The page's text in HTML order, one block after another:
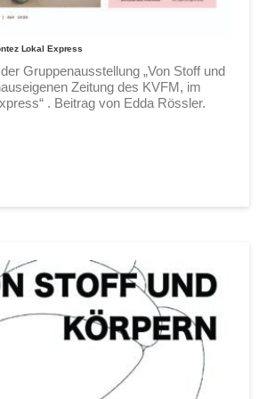
Lokal Express
Gruppenausstellung „Von Stoff und
Zeitung des KVFM, im
. Beitrag von Edda Rössler.